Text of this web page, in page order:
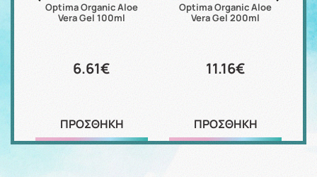
Optima Organic Aloe
Vera Gel 100ml
6.61€
ΠΡΟΣΘΗΚΗ
Optima Organic Aloe
Vera Gel 200ml
11.16€
ΠΡΟΣΘΗΚΗ